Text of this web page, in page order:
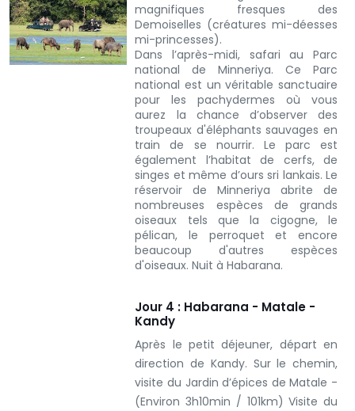
magnifiques fresques des
Demoiselles (créatures mi-déesses
mi-princesses).
Dans l’après-midi, safari au Parc
national de Minneriya. Ce Parc
national est un véritable sanctuaire
pour les pachydermes où vous
aurez la chance d’observer des
troupeaux d'éléphants sauvages en
train de se nourrir. Le parc est
également l’habitat de cerfs, de
singes et même d’ours sri lankais. Le
réservoir de Minneriya abrite de
nombreuses espèces de grands
oiseaux tels que la cigogne, le
pélican, le perroquet et encore
beaucoup d'autres espèces
d'oiseaux.Nuit à Habarana.
Jour 4 : Habarana - Matale -
Kandy
Après le petit déjeuner, départ en
direction de Kandy. Sur le chemin,
visite du Jardin d’épices de Matale -
(Environ 3h10min / 101km)Visite du